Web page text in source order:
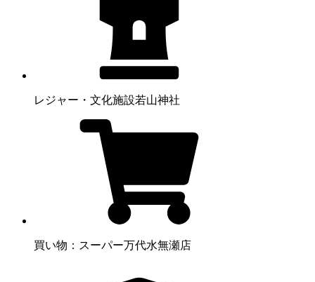
レジャー・文化施設若山神社
買い物：スーパー万代水無瀬店